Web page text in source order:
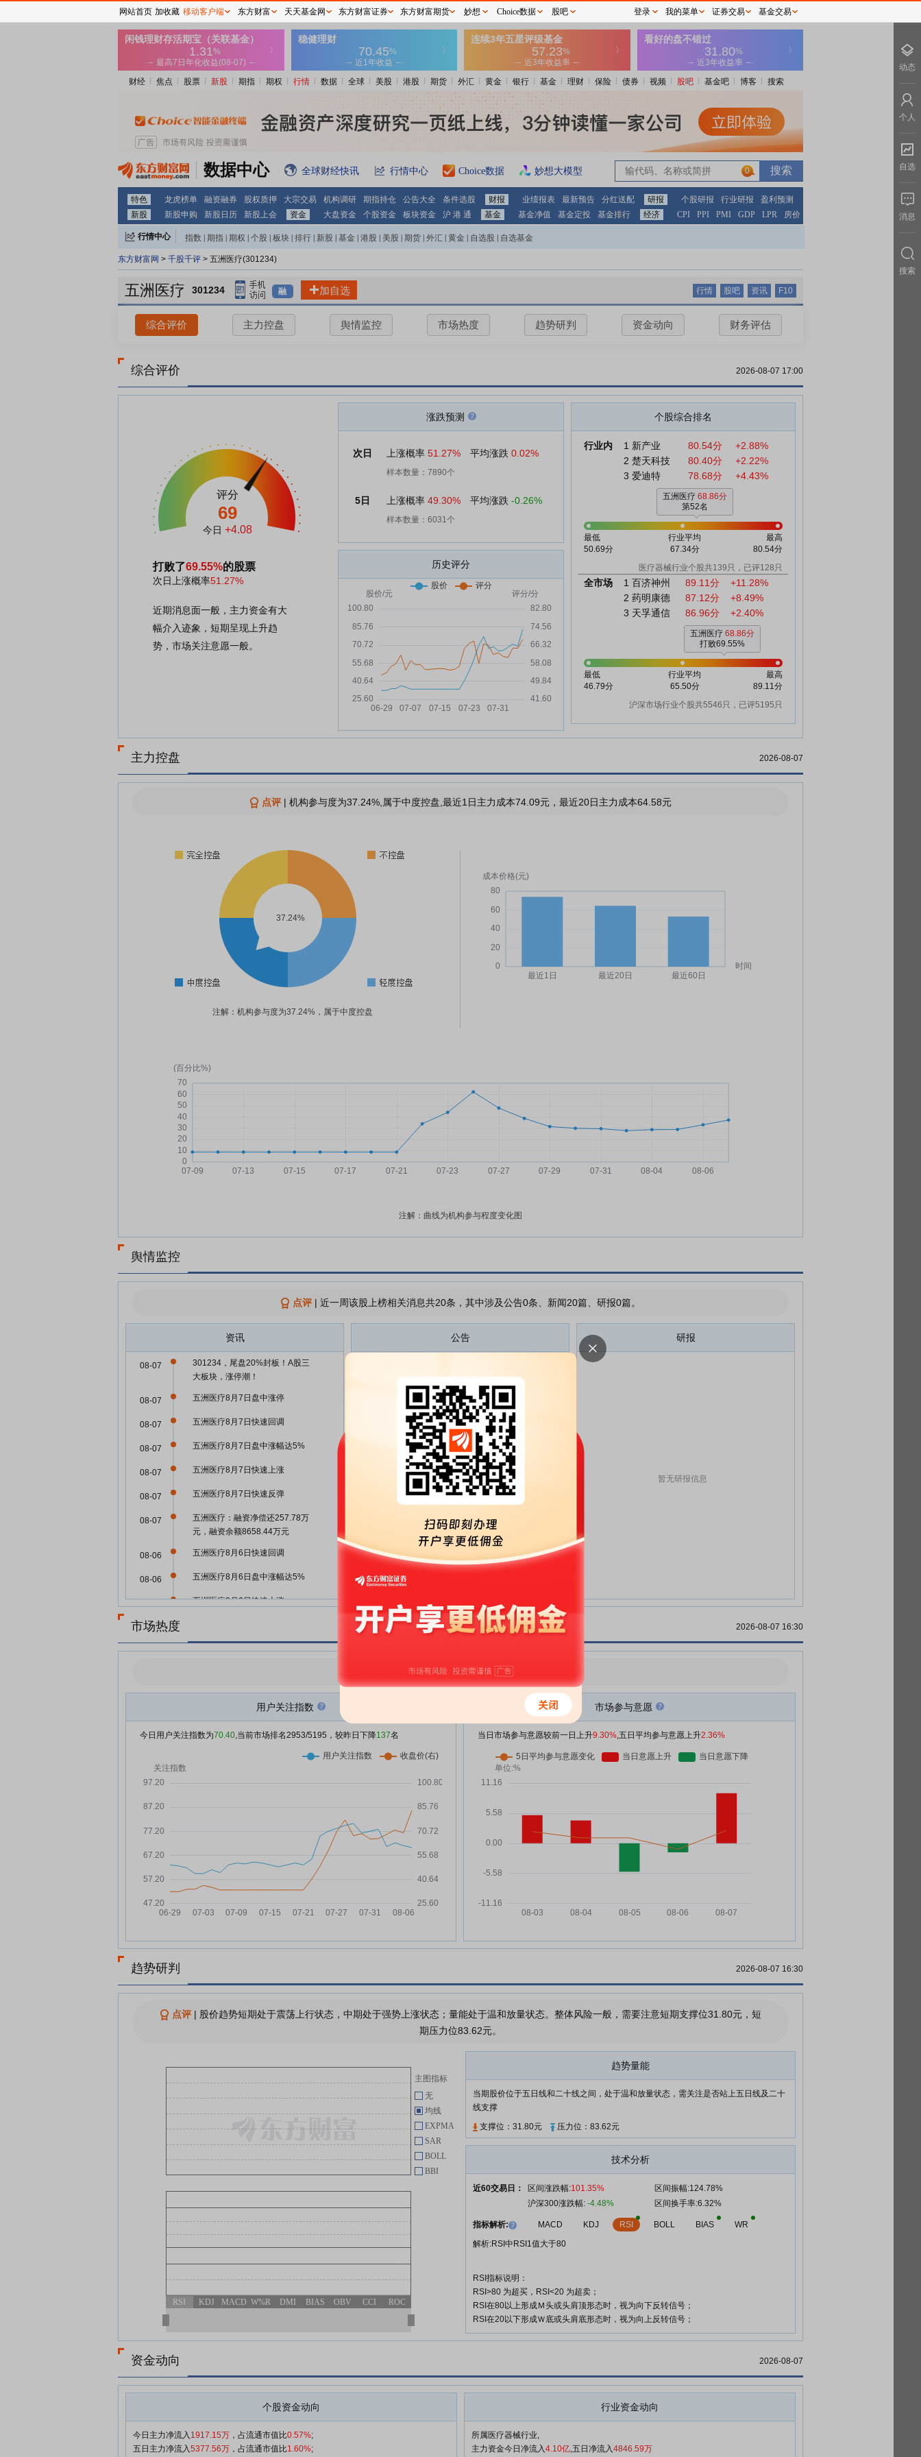
财经 焦点 股票 新股 期指 期权 行情 数据 全球 美股 港股 期货 外汇 黄金 银行 基金 理财 保险 债券 视频 股吧 基金吧 博客 搜索
数据中心 全球财经快讯 行情中心 Choice数据 妙想大模型 0
特色 龙虎榜单 融资融券 股权质押 大宗交易 机构调研 期指持仓 公告大全 条件选股 财报 业绩报表 最新预告 分红送配 研报 个股研报 行业研报
盈利预测
新股
新股申购 新股日历 新股上会 资金 大盘资金 个股资金 板块资金 沪 港 通 基金 基金净值 基金定投 基金排行 经济 CPI PPI PMI GDP LPR 房价
行情中心 指数 期指 期权 个股 板块 排行 新股 基金 港股 美股 期货 外汇 黄金 自选股 自选基金
东方财富网 > 千股千评 > 五洲医疗(301234)
五洲医疗 301234 融 加自选 行情 股吧 资讯 F10
综合评价 主力控盘 舆情监控 市场热度 趋势研判 资金动向 财务评估
综合评价 2026-08-07 17:00
评分
69
今日 +4.08
打败了69.55%的股票
次日上涨概率51.27%
近期消息面一般，主力资金有大
幅介入迹象，短期呈现上升趋
势，市场关注意愿一般。
涨跌预测
次日 上涨概率 51.27% 平均涨跌 0.02%
样本数量：7890个
5日 上涨概率 49.30% 平均涨跌 -0.26%
样本数量：6031个
历史评分
个股综合排名
行业内 1 新产业 80.54分
+2.88%
2 楚天科技 80.40分
+2.22%
3 爱迪特 78.68分 +4.43%
五洲医疗 68.86分
第52名
最低
50.69分
行业平均
67.34分
最高
80.54分
医疗器械行业个股共139只，已评128只
全市场 1 百济神州 89.11分
+11.28%
2 药明康德 87.12分
+8.49%
3 天孚通信 86.96分 +2.40%
五洲医疗 68.86分
打败69.55%
最低
46.79分
行业平均
65.50分
最高
89.11分
沪深市场行业个股共5546只，已评5195只
主力控盘 2026-08-07
点评| 机构参与度为37.24%,属于中度控盘,最近1日主力成本74.09元，最近20日主力成本64.58元
37.24%
注解：机构参与度为37.24%，属于中度控盘
注解：曲线为机构参与程度变化图
舆情监控
点评| 近一周该股上榜相关消息共20条，其中涉及公告0条、新闻20篇、研报0篇。
资讯
301234，尾盘20%封板！A股三
大板块，涨停潮！
08-07
五洲医疗8月7日盘中涨停
08-07
五洲医疗8月7日快速回调
08-07
五洲医疗8月7日盘中涨幅达5%
08-07
五洲医疗8月7日快速上涨
08-07
五洲医疗8月7日快速反弹
08-07
五洲医疗：融资净偿还257.78万
元，融资余额8658.44万元
08-07
五洲医疗8月6日快速回调
08-06
五洲医疗8月6日盘中涨幅达5%
08-06
五洲医疗8月6日快速上涨
08-06
五洲医疗8月6日加速下跌
五洲医疗：融资净买入1585.53万
08-06
08-05
08-04
创业板股融资余额增幅榜（附股）
08-04
查看更多
公告
重异常波动的公告
五洲医疗:股票交易异常波动公告
五洲医疗:公司董事会关于本次交
易履行法定程序的完备性、合规性
及提交的法律文件的有效性的说明
五洲医疗:安徽宏宇五洲医疗器械
股份有限公司发行股份及支付现金
购买资产并募集配套资金暨关联交
专门会议审议意见
五洲医疗:关于披露重大资产重组
五洲医疗:安徽宏宇五洲医疗器械
股份有限公司发行股份及支付现金
07-22
五洲医疗:公司董事会关于本次交
易符合《上市公司证券发行注册管
理办法》第十一条规定的说明
07-22
易采取的保密措施及保密制度的说
明
07-22
五洲医疗:公司董事会关于本次交
理办法》第十一条、第四十三条和
第四十四条规定的说明
五洲医疗:公司董事会关于本次交
办法(试行)》第十八条、第二十一
条以及《深圳证券交易所上市公司
定的说明
和前十大流通股股东持股情况的公
五洲医疗:公司董事会关于本次交
易及重组上市的说明
五洲医疗:公司董事会关于本次交
易信息发布前公司股票价格波动情
况的说明
五洲医疗:公司董事会关于本次交
易相关主体不存在《上市公司监管
指引第7号——上市公司重大资产
二条及《深圳证券交易所上市公司
自律监管指引第8号——重大资产
重组》第三十条规定的不得参与任
何上市公司重大资产重组情形的说
五洲医疗:公司董事会关于本次交
易符合《上市公司监管指引第9号
——上市公司筹划和实施重大资产
明
易前12个月内购买、出售资产情
况的说明
研报
暂无研报信息
市场热度 2026-08-07 16:30
今日用户关注度有所下降，参与意愿有所增强
市场参与意愿
当日市场参与意愿较前一日上升9.30%,五日平均参与意愿上升2.36%
用户关注指数
今日用户关注指数为70.40,当前市场排名2953/5195，较昨日下降137名
趋势研判 2026-08-07 16:30
点评| 股价趋势短期处于震荡上行状态，中期处于强势上涨状态；量能处于温和放量状态。整体风险一般，需要注意短期支撑位31.80元，短
期压力位83.62元。
趋势量能
当期股价位于五日线和二十线之间，处于温和放量状态，需关注是否站上五日线及二十
线支撑
支撑位：31.80元
压力位：83.62元
技术分析
近60交易日： 区间涨跌幅:101.35%
区间振幅:124.78%
沪深300涨跌幅: -4.48% 区间换手率:6.32%
指标解析: MACD KDJ RSI BOLL BIAS
WR
解析:RSI中RSI1值大于80
RSI指标说明：
RSI>80 为超买，RSI<20 为超卖；
RSI在80以上形成Ｍ头或头肩顶形态时，视为向下反转信号；
RSI在20以下形成Ｗ底或头肩底形态时，视为向上反转信号；
主图指标
无
均线
EXPMA
SAR
BOLL
BBI
RSI KDJ MACD W%R DMI BIAS OBV CCI ROC
资金动向 2026-08-07
个股资金动向
今日主力净流入 1917.15万 ，占流通市值比0.57%;
五日主力净流入5377.56万 ，占流通市值比1.60%;
行业资金动向
所属医疗器械行业,
主力资金今日净流入4.10亿,五日净流入4846.59万
网站首页 加收藏 移动客户端 东方财富 天天基金网 东方财富证券 东方财富期货 妙想 Choice数据 股吧 登录 我的菜单 证券交易 基金交易
动态
个人
自选
消息
搜索